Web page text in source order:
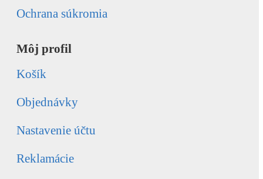
Ochrana súkromia
Môj profil
Košík
Objednávky
Nastavenie účtu
Reklamácie